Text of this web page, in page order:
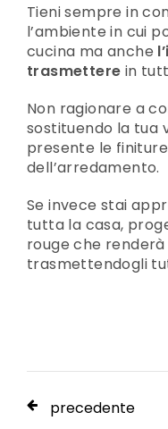
Tieni sempre in
l’ambiente in cui
cucina ma anche
trasmettere in
Non ragionare a
sostituendo la tua
presente le
dell’arredamento.
Se invece stai
tutta la casa,
rouge che renderà
trasmettendogli
precedente